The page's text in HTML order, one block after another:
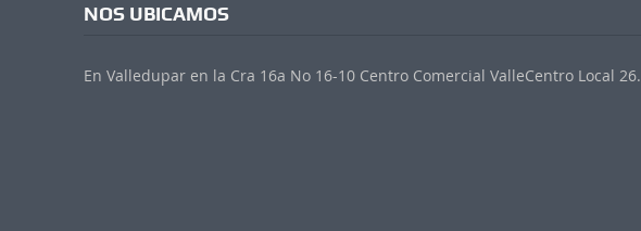
NOS UBICAMOS
En Valledupar en la Cra 16a No 16-10 Centro Comercial ValleCentro Local 26.